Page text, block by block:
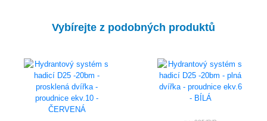
Vybírejte z podobných produktů